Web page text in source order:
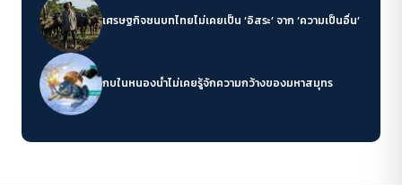
เศรษฐกิจชนบทไทยไม่เคยเป็น ‘อิสระ’ จาก ‘ความเป็นอื่น’
กบในหนองน้ำไม่เคยรู้จักความกว้างของมหาสมุทร